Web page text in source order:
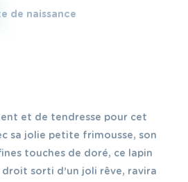
de naissance
et de tendresse pour cet
sa jolie petite frimousse, son
touches de doré, ce lapin
sorti d’un joli rêve, ravira